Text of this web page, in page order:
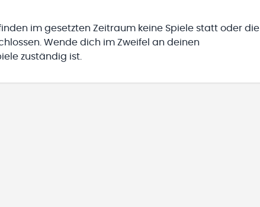
im gesetzten Zeitraum keine Spiele statt oder die
Wende dich im Zweifel an deinen
zuständig ist.